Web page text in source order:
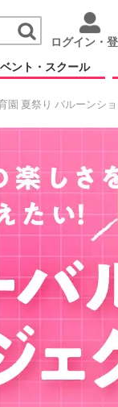
ログイン・
ント・スクール
園 夏祭り バルーンシ